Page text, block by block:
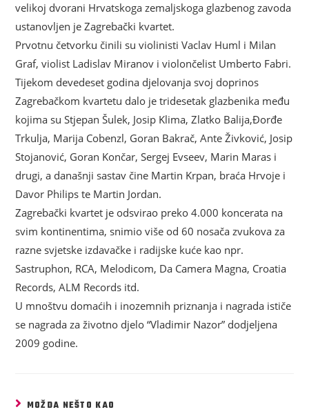
velikoj dvorani Hrvatskoga zemaljskoga glazbenog zavoda
ustanovljen je Zagrebački kvartet.
Prvotnu četvorku činili su violinisti Vaclav Huml i Milan
Graf, violist Ladislav Miranov i violončelist Umberto Fabri.
Tijekom devedeset godina djelovanja svoj doprinos
Zagrebačkom kvartetu dalo je tridesetak glazbenika među
kojima su Stjepan Šulek, Josip Klima, Zlatko Balija,Đorđe
Trkulja, Marija Cobenzl, Goran Bakrač, Ante Živković, Josip
Stojanović, Goran Končar, Sergej Evseev, Marin Maras i
drugi, a današnji sastav čine Martin Krpan, braća Hrvoje i
Davor Philips te Martin Jordan.
Zagrebački kvartet je odsvirao preko 4.000 koncerata na
svim kontinentima, snimio više od 60 nosača zvukova za
razne svjetske izdavačke i radijske kuće kao npr.
Sastruphon, RCA, Melodicom, Da Camera Magna, Croatia
Records, ALM Records itd.
U mnoštvu domaćih i inozemnih priznanja i nagrada ističe
se nagrada za životno djelo “Vladimir Nazor” dodjeljena
2009 godine.
MOŽDA NEŠTO KAO